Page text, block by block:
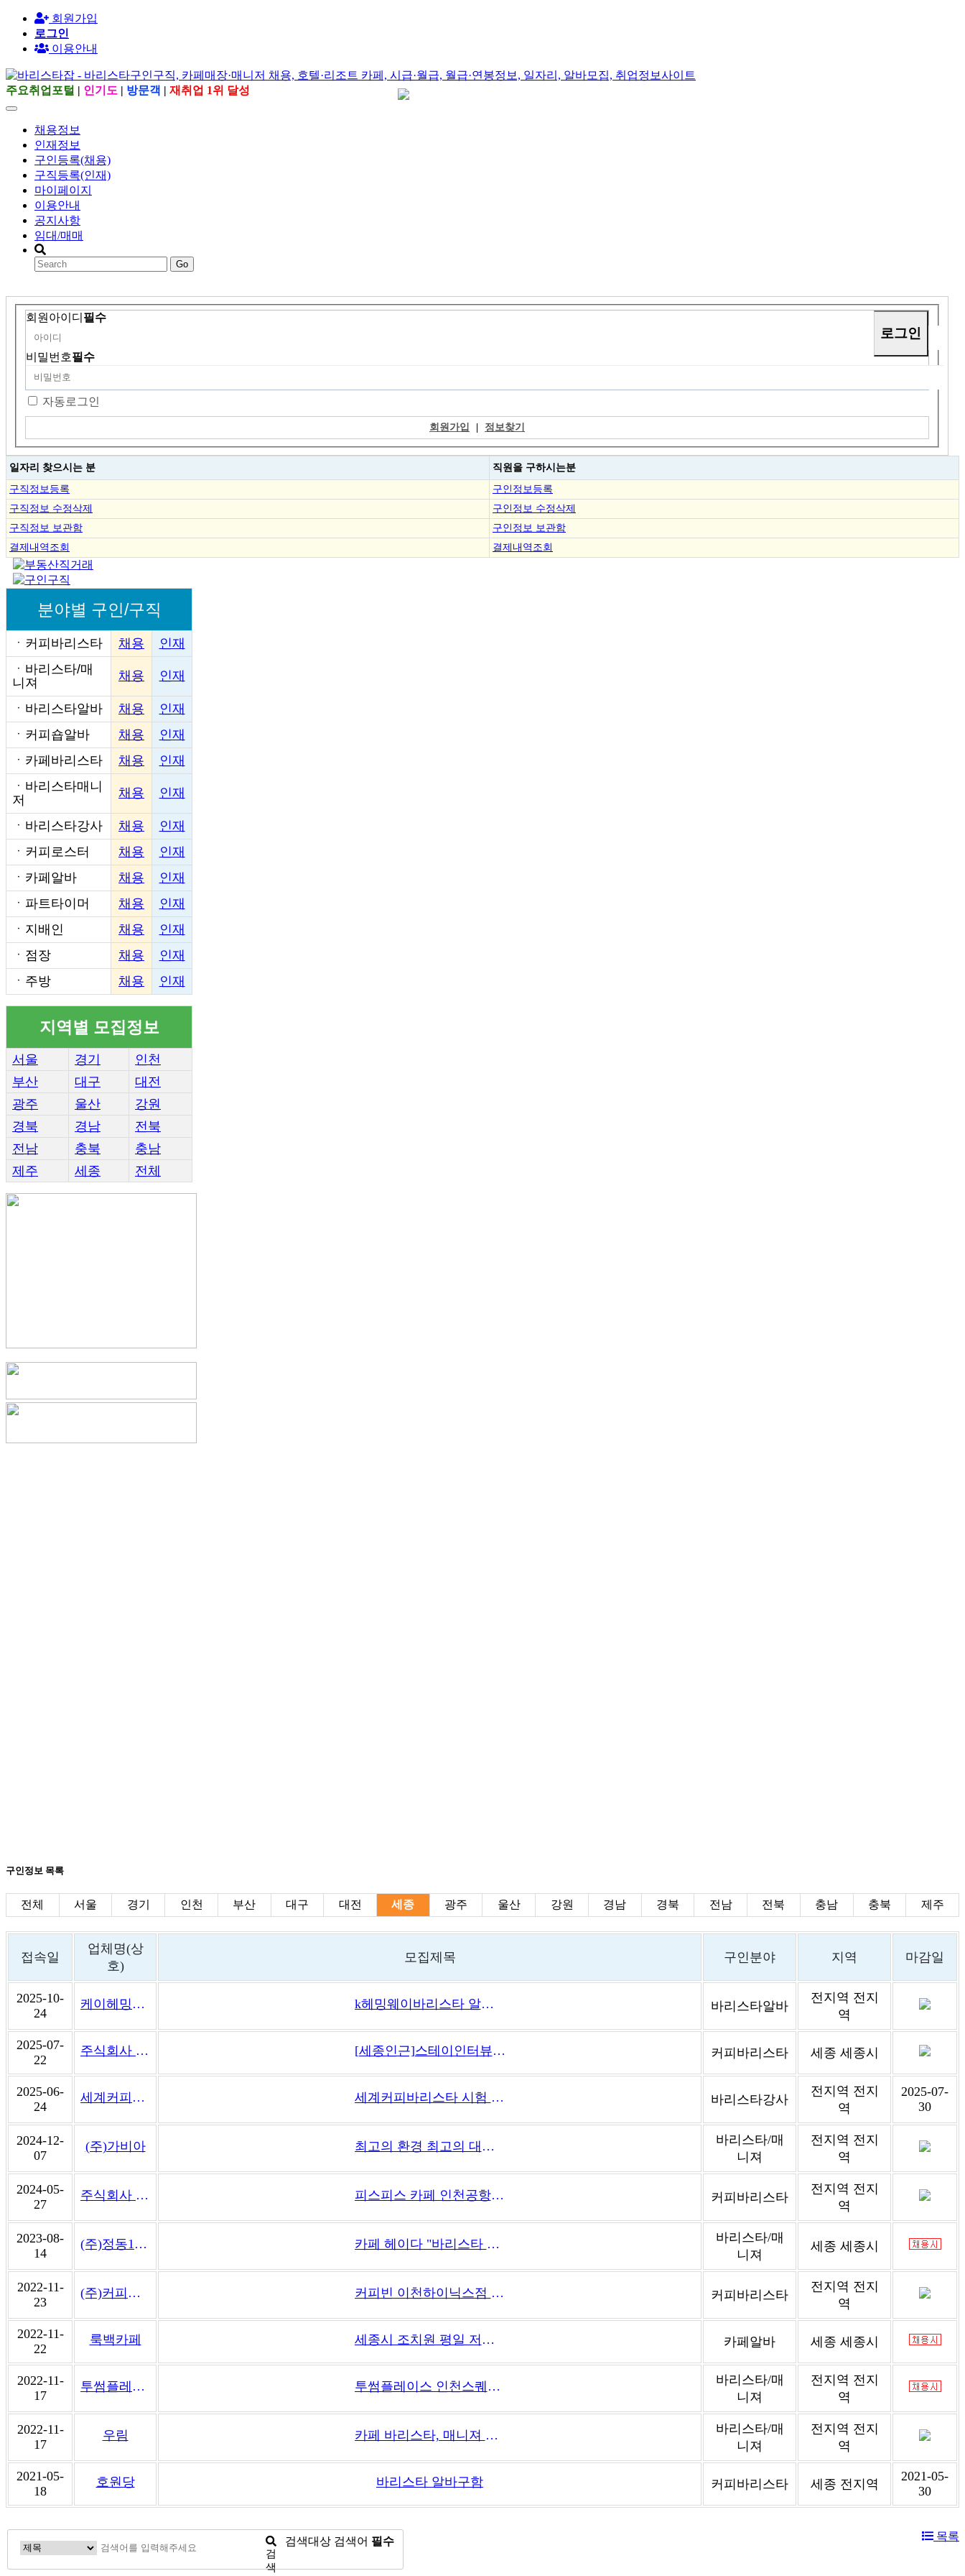
회원가입
로그인
이용안내
주요취업포털 | 인기도 | 방문객 | 재취업 1위 달성
채용정보
인재정보
구인등록(채용)
구직등록(인재)
마이페이지
이용안내
공지사항
임대/매매
Go
회원아이디 필수
비밀번호필수
자동로그인
회원가입 | 정보찾기
일자리 찾으시는 분 직원을 구하시는분
구직정보등록
구인정보등록
구직정보 수정삭제
구인정보 수정삭제
구직정보 보관함
구인정보 보관함
결제내역조회
결제내역조회
분야별 구인/구직
ㆍ 커피바리스타 채용
인재
ㆍ 바리스타/매
니져
채용 인재
ㆍ 바리스타알바 채용
인재
ㆍ 커피숍알바 채용
인재
ㆍ 카페바리스타 채용
인재
ㆍ 바리스타매니
저
채용 인재
ㆍ 바리스타강사 채용
인재
ㆍ 커피로스터 채용
인재
ㆍ 카페알바 채용
인재
ㆍ 파트타이머 채용
인재
ㆍ 지배인 채용
인재
ㆍ 점장 채용
인재
ㆍ 주방 채용 인재
지역별 모집정보
서울 경기
인천
부산
대구
대전
광주
울산
강원
경북
경남
전북
전남
충북
충남
제주
세종 전체
구인정보 목록
전체 서울 경기 인천 부산 대구 대전 세종 광주 울산 강원 경남 경북 전남 전북 충남 충북 제주
접속일
업체명(상
호)
모집제목 구인분야 지역 마감일
2025-10-
24
케이헤밍웨이베이커리카페 k헤밍웨이바리스타 알바 채용 바리스타알바
전지역 전지
역
2025-07-
22
주식회사 더빌코리아 [세종인근]스테이인터뷰카페 직원 채용 커피바리스타 세종 세종시
2025-06-
24
세계커피바리스타협회 세계커피바리스타 시험 감독관 모집(응시생 1인 3만원~5만원) 바리스타강사
전지역 전지
역
2025-07-
30
2024-12-
07
(주)가비아 최고의 환경 최고의 대우로 모십니다!!
바리스타/매
니져
전지역 전지
역
2024-05-
27
주식회사 피스피스 피스피스 카페 인천공항 T2 시급직 공고(공항수당별도) 커피바리스타
전지역 전지
역
2023-08-
14
(주)정동1928조치원1927아트센터 카페 헤이다 "바리스타 스텝" 구인합니다.
바리스타/매
니져
세종 세종시
2022-11-
23
(주)커피빈코리아 커피빈 이천하이닉스점 슈퍼바이저 채용(자사 홈페이지 지원) 커피바리스타
전지역 전지
역
2022-11-
22
룩백카페 세종시 조치원 평일 저녁/주말 및 공휴일 알바모집합니다. 카페알바 세종 세종시
2022-11-
17
투썸플레이스 인천스퀘어원(오픈예정) 투썸플레이스 인천스퀘어원 매니저 모집합니다.
바리스타/매
니져
전지역 전지
역
2022-11-
17
우림 카페 바리스타, 매니져 찾습니다
바리스타/매
니져
전지역 전지
역
2021-05-
18
호원당 바리스타 알바구함 커피바리스타 세종 전지역
2021-05-
30
목록
검색대상 검색어 필수
검
색